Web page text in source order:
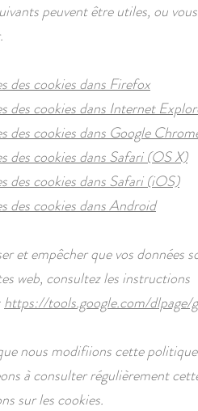
peuvent être utiles, ou
des cookies dans Firefox
des cookies dans Internet
des cookies dans Google
des cookies dans Safari (OS X)
des cookies dans Safari (iOS)
des cookies dans Android
et empêcher que vos données
web, consultez les instructions
https://tools.google.com/
nous modifiions cette
à consulter régulièrement
sur les cookies.